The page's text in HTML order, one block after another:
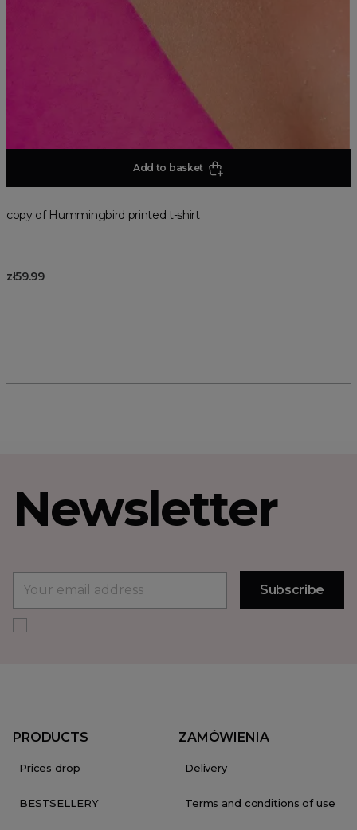
Add to basket
copy of Hummingbird printed t-shirt
zł59.99
Newsletter
PRODUCTS
Prices drop
BESTSELLERY
ZAMÓWIENIA
Delivery
Terms and conditions of use